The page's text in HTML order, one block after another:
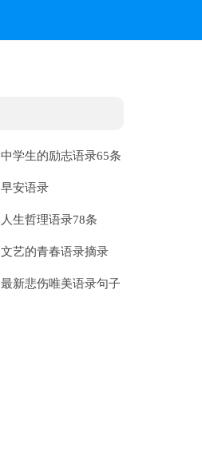
中学生的励志语录65条
早安语录
人生哲理语录78条
文艺的青春语录摘录
最新悲伤唯美语录句子